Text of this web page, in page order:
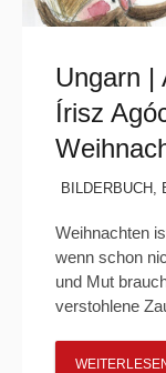
Ungarn |
Írisz
BILDERBUCH ,
Weihnachten
wenn schon
und Mut
verstohlene